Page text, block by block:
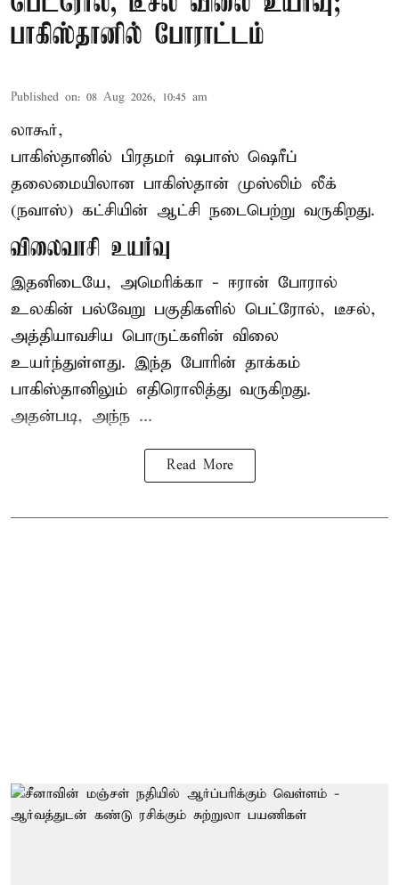
பாகிஸ்தானில் போராட்டம்
Published on: 08 Aug 2026, 10:45 am
லாகூர்,
பாகிஸ்தானில் பிரதமர் ஷபாஸ் ஷெரீப்
தலைமையிலான பாகிஸ்தான் முஸ்லிம் லீக்
(நவாஸ்) கட்சியின் ஆட்சி நடைபெற்று வருகிறது.
விலைவாசி உயர்வு
இதனிடையே, அமெரிக்கா - ஈரான் போரால்
உலகின் பல்வேறு பகுதிகளில் பெட்ரோல், டீசல்,
அத்தியாவசிய பொருட்களின் விலை
உயர்ந்துள்ளது. இந்த போரின் தாக்கம்
பாகிஸ்தானிலும் எதிரொலித்து வருகிறது.
அதன்படி, அந்ந ...
Read More